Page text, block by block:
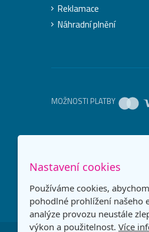
Reklamace
Náhradní plnění
MOŽNOSTI PLATBY
Nastavení cookies
Používáme cookies,
pohodlné prohlížení našeho
analýze provozu neustále
výkon a použitelnost. Více